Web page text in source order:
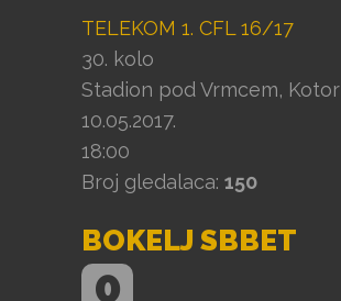
TELEKOM 1. CFL 16/17
30. kolo
Stadion pod Vrmcem, Kotor
10.05.2017.
18:00
Broj gledalaca: 150
BOKELJ SBBET
0